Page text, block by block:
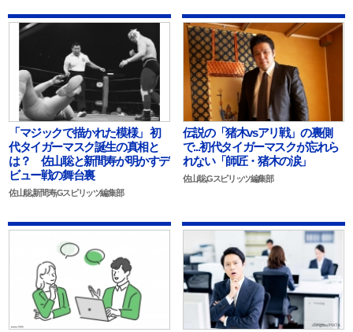
「マジックで描かれた模様」 初
代タイガーマスク誕生の真相と
は？ 佐山聡と新間寿が明かすデ
ビュー戦の舞台裏
佐山聡,新間寿,Gスピリッツ編集部
伝説の「猪木vsアリ戦」の裏側
で...初代タイガーマスクが忘れら
れない「師匠・猪木の涙」
佐山聡,Gスピリッツ編集部